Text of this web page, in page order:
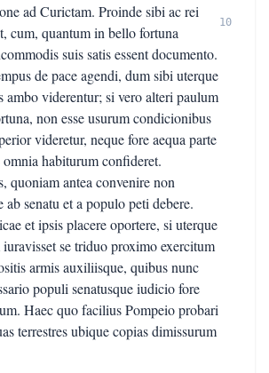
ad Curictam. Proinde sibi ac rei
cum, quantum in bello fortuna
suis satis essent documento.
de pace agendi, dum sibi uterque
ambo viderentur; si vero alteri paulum
non esse usurum condicionibus
videretur, neque fore aequa parte
habiturum confideret.
quoniam antea convenire non
ab senatu et a populo peti debere.
et ipsis placere oportere, si uterque
se triduo proximo exercitum
armis auxiliisque, quibus nunc
populi senatusque iudicio fore
Haec quo facilius Pompeio probari
terrestres ubique copias dimissurum
10